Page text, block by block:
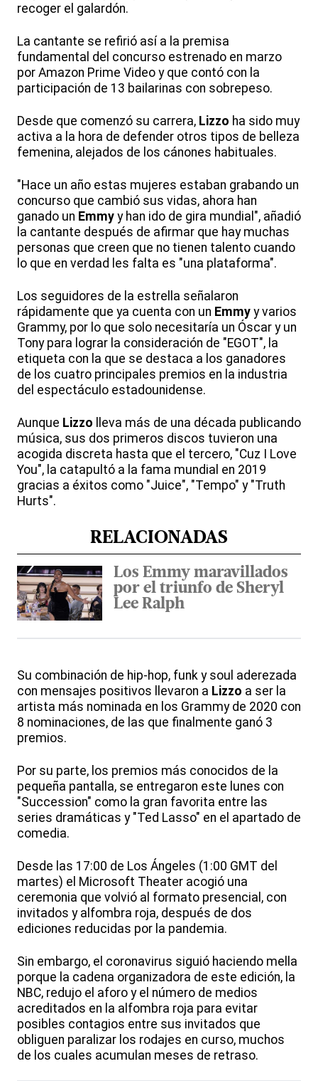
recoger el galardón.
La cantante se refirió así a la premisa
fundamental del concurso estrenado en marzo
por Amazon Prime Video y que contó con la
participación de 13 bailarinas con sobrepeso.
Desde que comenzó su carrera, Lizzo ha sido muy
activa a la hora de defender otros tipos de belleza
femenina, alejados de los cánones habituales.
"Hace un año estas mujeres estaban grabando un
concurso que cambió sus vidas, ahora han
ganado un Emmy y han ido de gira mundial", añadió
la cantante después de afirmar que hay muchas
personas que creen que no tienen talento cuando
lo que en verdad les falta es "una plataforma".
Los seguidores de la estrella señalaron
rápidamente que ya cuenta con un Emmy y varios
Grammy, por lo que solo necesitaría un Óscar y un
Tony para lograr la consideración de "EGOT", la
etiqueta con la que se destaca a los ganadores
de los cuatro principales premios en la industria
del espectáculo estadounidense.
Aunque Lizzo lleva más de una década publicando
música, sus dos primeros discos tuvieron una
acogida discreta hasta que el tercero, "Cuz I Love
You", la catapultó a la fama mundial en 2019
gracias a éxitos como "Juice", "Tempo" y "Truth
Hurts".
RELACIONADAS
Los Emmy maravillados
por el triunfo de Sheryl
Lee Ralph
Su combinación de hip-hop, funk y soul aderezada
con mensajes positivos llevaron a Lizzo a ser la
artista más nominada en los Grammy de 2020 con
8 nominaciones, de las que finalmente ganó 3
premios.
Por su parte, los premios más conocidos de la
pequeña pantalla, se entregaron este lunes con
"Succession" como la gran favorita entre las
series dramáticas y "Ted Lasso" en el apartado de
comedia.
Desde las 17:00 de Los Ángeles (1:00 GMT del
martes) el Microsoft Theater acogió una
ceremonia que volvió al formato presencial, con
invitados y alfombra roja, después de dos
ediciones reducidas por la pandemia.
Sin embargo, el coronavirus siguió haciendo mella
porque la cadena organizadora de este edición, la
NBC, redujo el aforo y el número de medios
acreditados en la alfombra roja para evitar
posibles contagios entre sus invitados que
obliguen paralizar los rodajes en curso, muchos
de los cuales acumulan meses de retraso.